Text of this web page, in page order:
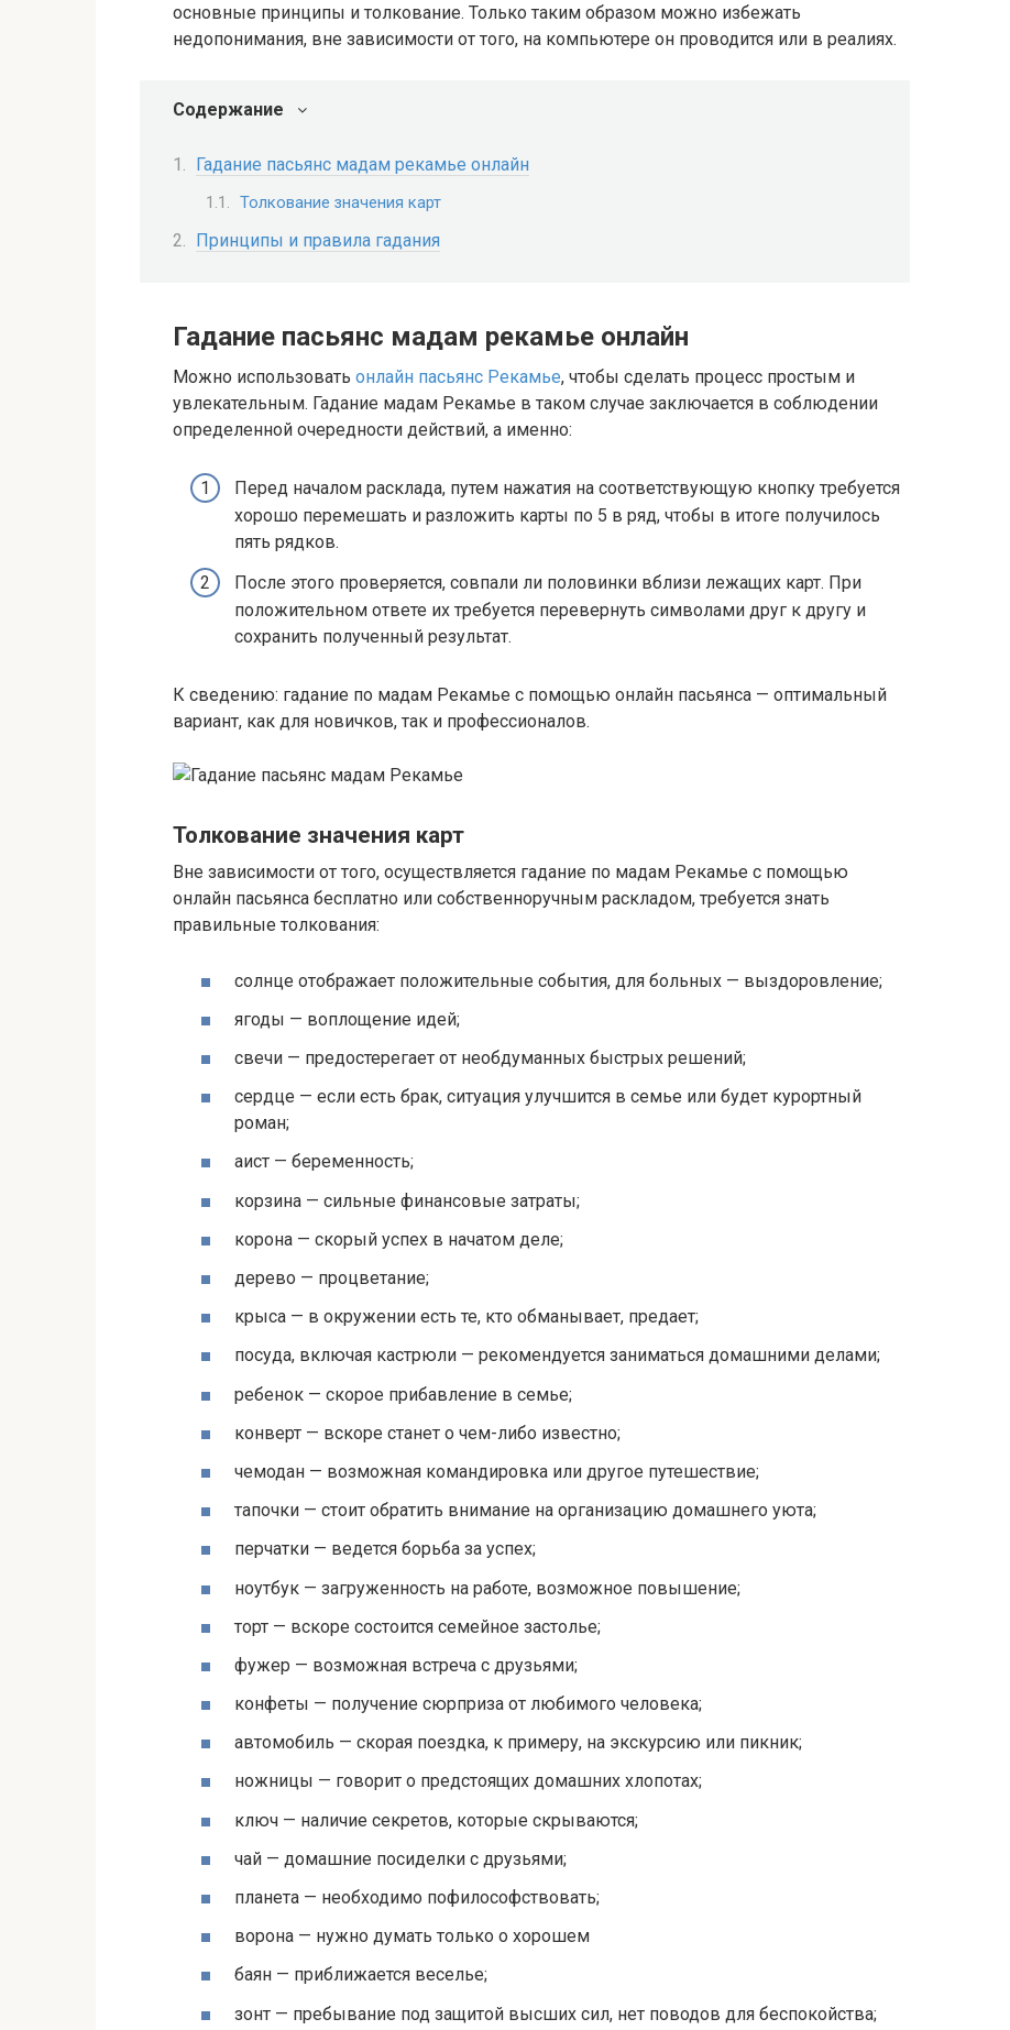
основные принципы и толкование. Только таким образом можно избежать
недопонимания, вне зависимости от того, на компьютере он проводится или в реалиях.
Содержание
Гадание пасьянс мадам рекамье онлайн
Толкование значения карт
Принципы и правила гадания
Гадание пасьянс мадам рекамье онлайн
Можно использовать онлайн пасьянс Рекамье, чтобы сделать процесс простым и
увлекательным. Гадание мадам Рекамье в таком случае заключается в соблюдении
определенной очередности действий, а именно:
Перед началом расклада, путем нажатия на соответствующую кнопку требуется
хорошо перемешать и разложить карты по 5 в ряд, чтобы в итоге получилось
пять рядков.
После этого проверяется, совпали ли половинки вблизи лежащих карт. При
положительном ответе их требуется перевернуть символами друг к другу и
сохранить полученный результат.
К сведению: гадание по мадам Рекамье с помощью онлайн пасьянса — оптимальный
вариант, как для новичков, так и профессионалов.
Толкование значения карт
Вне зависимости от того, осуществляется гадание по мадам Рекамье с помощью
онлайн пасьянса бесплатно или собственноручным раскладом, требуется знать
правильные толкования:
солнце отображает положительные события, для больных — выздоровление;
ягоды — воплощение идей;
свечи — предостерегает от необдуманных быстрых решений;
сердце — если есть брак, ситуация улучшится в семье или будет курортный
роман;
аист — беременность;
корзина — сильные финансовые затраты;
корона — скорый успех в начатом деле;
дерево — процветание;
крыса — в окружении есть те, кто обманывает, предает;
посуда, включая кастрюли — рекомендуется заниматься домашними делами;
ребенок — скорое прибавление в семье;
конверт — вскоре станет о чем-либо известно;
чемодан — возможная командировка или другое путешествие;
тапочки — стоит обратить внимание на организацию домашнего уюта;
перчатки — ведется борьба за успех;
ноутбук — загруженность на работе, возможное повышение;
торт — вскоре состоится семейное застолье;
фужер — возможная встреча с друзьями;
конфеты — получение сюрприза от любимого человека;
автомобиль — скорая поездка, к примеру, на экскурсию или пикник;
ножницы — говорит о предстоящих домашних хлопотах;
ключ — наличие секретов, которые скрываются;
чай — домашние посиделки с друзьями;
планета — необходимо пофилософствовать;
ворона — нужно думать только о хорошем
баян — приближается веселье;
зонт — пребывание под защитой высших сил, нет поводов для беспокойства;